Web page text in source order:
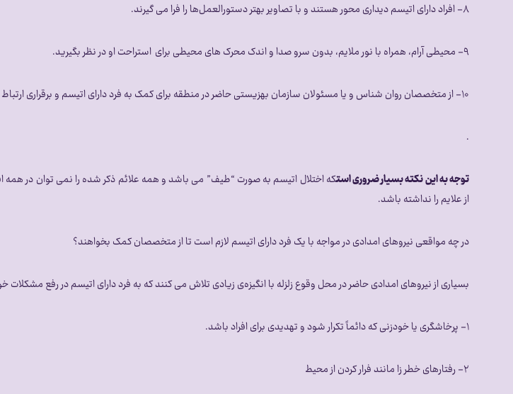
۸- افراد دارای اتیسم دیداری محور هستند و با تصاویر بهتر دستورالعمل‌ها را فرا می گیرند.
۹- محیطی آرام، همراه با نور ملایم، بدون سرو صدا و اندک محرک های محیطی برای استراحت او در نظر بگیرید.
۱۰- از متخصصان روان شناس و یا مسئولان سازمان بهزیستی حاضر در منطقه برای کمک به فرد دارای اتیسم و برقراری ارتباط با او کمک بگیرید.
.
توجه به این نکته بسیار ضروری استکه اختلال اتیسم به صورت “طیف” می باشد و همه علائم ذکر شده را نمی توان در همه
از علایم را نداشته باشد.
در چه مواقعی نیروهای امدادی در مواجه با یک فرد دارای اتیسم لازم است تا از متخصصان کمک بخواهند؟
بسیاری از نیروهای امدادی حاضر در محل وقوع زلزله با انگیزه‌ی زیادی تلاش می کنند که به فرد دارای اتیسم در رفع
۱- پرخاشگری یا خودزنی که دائماً تکرار شود و تهدیدی برای افراد باشد.
۲- رفتارهای خطر زا مانند فرار کردن از محیط